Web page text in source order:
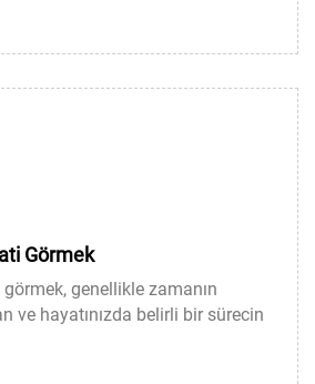
Görmek
genellikle zamanın
ve hayatınızda belirli bir sürecin